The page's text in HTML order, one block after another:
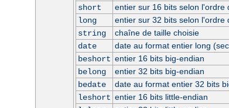
short
entier sur 16 bits selon l'ordre
long
entier sur 32 bits selon l'ordre
string
chaîne de taille choisie
date
date au format entier long
beshort entier 16 bits big-endian
belong
entier 32 bits big-endian
bedate
date au format entier 32 bits
leshort entier 16 bits little-endian